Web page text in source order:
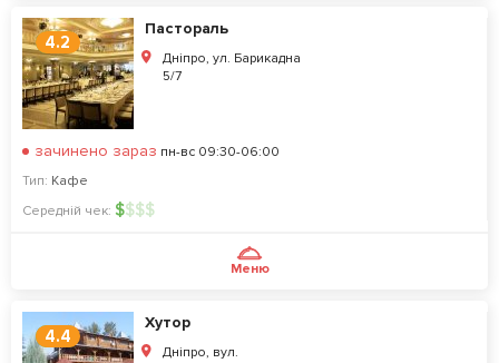
4.2
Пастораль
Дніпро, ул. Барикадна
5/7
зачинено зараз пн-вс 09:30-06:00
Тип: Кафе
Середній чек: $$$$
Меню
4.4
Хутор
Дніпро, вул.